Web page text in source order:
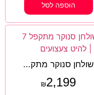
הוספה לסל
שולחן סנוקר מתק...
₪2,199